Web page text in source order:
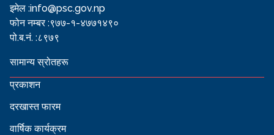
इमेल :info@psc.gov.np
फोन नम्बर :९७७-१-४७७१४९०
पो.ब.नं. :८९७९
सामान्य स्रोतहरू
प्रकाशन
दरखास्त फारम
वार्षिक कार्यक्रम